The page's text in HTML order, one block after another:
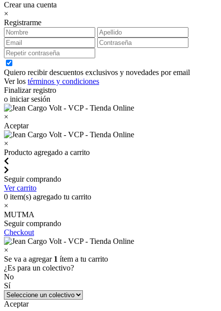
Crear una cuenta
×
Registrarme
Quiero recibir descuentos exclusivos y novedades por email
Ver los términos y condiciones
Finalizar registro
o iniciar sesión
×
Aceptar
×
Producto agregado a carrito
Seguir comprando
Ver carrito
0 item(s) agregado tu carrito
×
MUTMA
Seguir comprando
Checkout
×
Se va a agregar 1 ítem a tu carrito
¿Es para un colectivo?
No
Sí
Aceptar